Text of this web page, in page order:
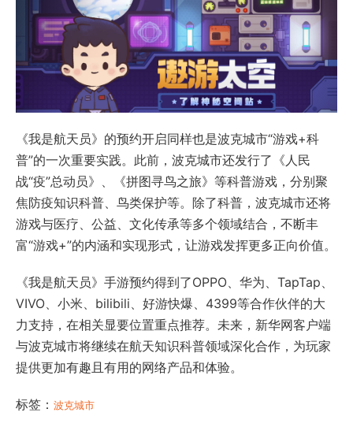
《我是航天员》的预约开启同样也是波克城市“游戏+科
普”的一次重要实践。此前，波克城市还发行了《人民
战“疫”总动员》、《拼图寻鸟之旅》等科普游戏，分别聚
焦防疫知识科普、鸟类保护等。除了科普，波克城市还将
游戏与医疗、公益、文化传承等多个领域结合，不断丰
富“游戏+”的内涵和实现形式，让游戏发挥更多正向价值。
《我是航天员》手游预约得到了OPPO、华为、TapTap、
VIVO、小米、bilibili、好游快爆、4399等合作伙伴的大
力支持，在相关显要位置重点推荐。未来，新华网客户端
与波克城市将继续在航天知识科普领域深化合作，为玩家
提供更加有趣且有用的网络产品和体验。
标签： 波克城市